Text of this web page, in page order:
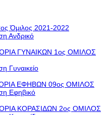
Όμιλος 2021-2022
Ανδρικό
ΓΥΝΑΙΚΩΝ 1ος ΟΜΙΛΟΣ
Γυναικείο
ΕΦΗΒΩΝ 09ος ΟΜΙΛΟΣ
Εφηβικό
ΚΟΡΑΣΙΔΩΝ 2ος ΟΜΙΛΟΣ